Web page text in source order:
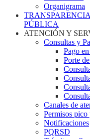
Organigrama
PÚBLICA
ATENCIÓN Y
Consultas y
Pago
Porte
Canales de
Permisos pico
Notificaciones
PQRSD